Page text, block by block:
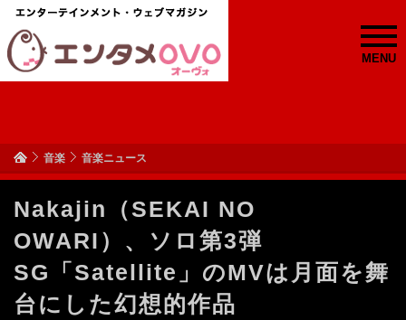
MENU
音楽 音楽ニュース
Nakajin（SEKAI NO
OWARI）、ソロ第3弾
SG「Satellite」のMVは月面を舞
台にした幻想的作品